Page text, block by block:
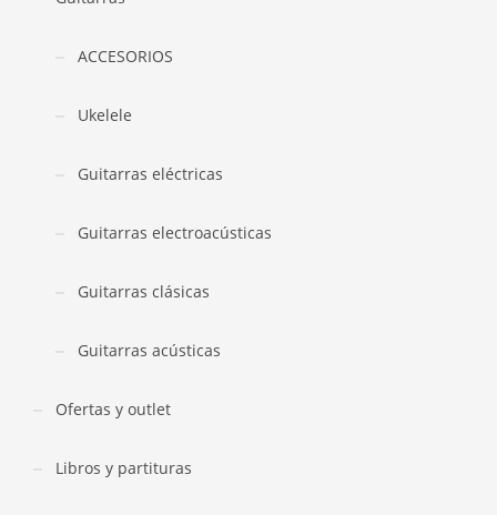
ACCESORIOS
Ukelele
Guitarras eléctricas
Guitarras electroacústicas
Guitarras clásicas
Guitarras acústicas
Ofertas y outlet
Libros y partituras